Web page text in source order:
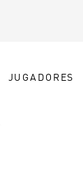
JUGADORES